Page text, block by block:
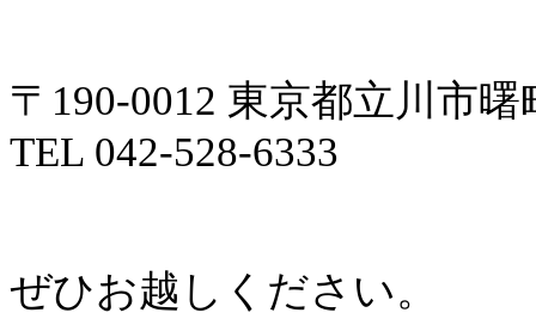
〒190-0012 東京都立川市
TEL 042-528-6333
ぜひお越しください。